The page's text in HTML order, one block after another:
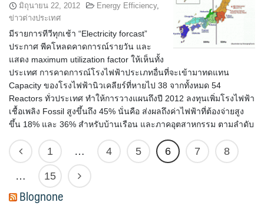
มิถุนายน 22, 2012 Energy Efficiency,
ข่าวต่างประเทศ
มีรายการทีวีทุกเช้า “Electricity forcast”
ประกาศ พีคโหลดคาดการณ์รายวัน และ
แสดง maximum utilization factor ให้เห็นทั้ง
ประเทศ การคาดการณ์โรงไฟฟ้าประเภทอื่นที่จะเข้ามาทดแทน
Capacity ของโรงไฟฟ้านิวเคลียร์ที่หายไป 38 จากทั้งหมด 54
Reactors ทั่วประเทศ ทำให้การวางแผนถึงปี 2012 ลงทุนเพิ่มโรงไฟฟ้า
เชื้อเพลิง Fossil สูงขึ้นถึง 45% นั่นคือ ส่งผลถึงค่าไฟฟ้าที่ต้องจ่ายสูง
ขึ้น 18% และ 36% สำหรับบ้านเรือน และภาคอุตสาหกรรม ตามลำดับ
1 … 4 5 6 7 8
… 15
Blognone